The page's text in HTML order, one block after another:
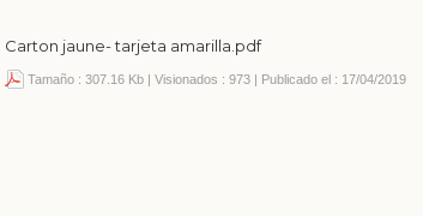
Carton jaune- tarjeta amarilla.pdf
Tamaño : 307.16 Kb | Visionados : 973 | Publicado el : 17/04/2019